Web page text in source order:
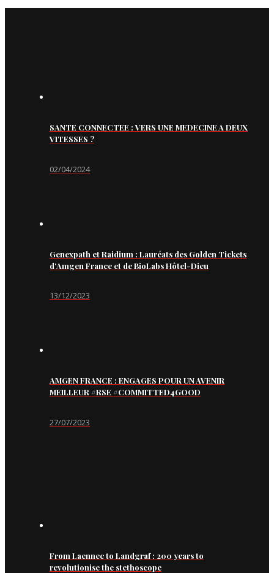
SANTE CONNECTEE : VERS UNE MEDECINE A DEUX
VITESSES ?
02/04/2024
Genexpath et Raidium : Lauréats des Golden Tickets
d’Amgen France et de BioLabs Hôtel-Dieu
13/12/2023
AMGEN FRANCE : ENGAGES POUR UN AVENIR
MEILLEUR #RSE #COMMITTED4GOOD
27/07/2023
From Laennec to Landgraf : 200 years to
revolutionise the stethoscope